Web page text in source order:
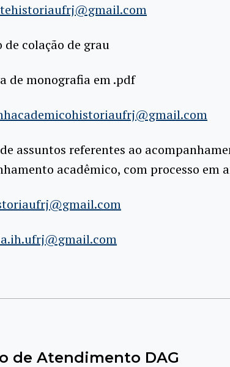
de colação de grau
de monografia em .pdf
assuntos referentes ao
acadêmico, com processo em
de Atendimento DAG